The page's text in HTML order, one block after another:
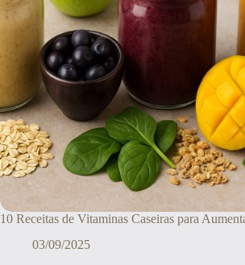
10 Receitas de Vitaminas Caseiras para
03/09/2025